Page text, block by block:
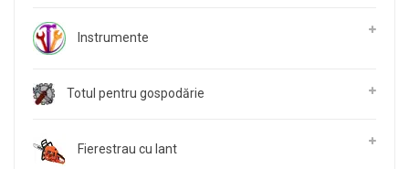
Instrumente
Totul pentru gospodărie
Fierestrau cu lant